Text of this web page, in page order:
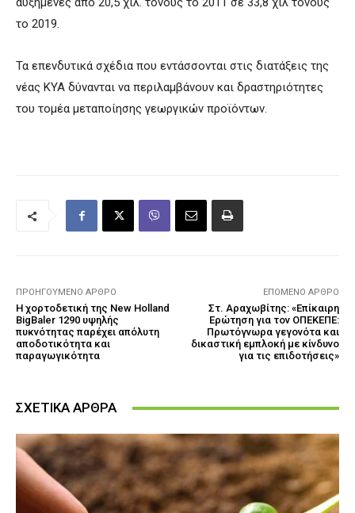
το 2019.
Τα επενδυτικά σχέδια που εντάσσονται στις διατάξεις της
νέας ΚΥΑ δύνανται να περιλαμβάνουν και δραστηριότητες
του τομέα μεταποίησης γεωργικών προϊόντων.
ΠΡΟΗΓΟΎΜΕΝΟ ΆΡΘΡΟ
Η χορτοδετική της New Holland
BigBaler 1290 υψηλής
πυκνότητας παρέχει απόλυτη
αποδοτικότητα και
παραγωγικότητα
ΕΠΌΜΕΝΟ ΆΡΘΡΟ
Στ. Αραχωβίτης: «Επίκαιρη
Ερώτηση για τον ΟΠΕΚΕΠΕ:
Πρωτόγνωρα γεγονότα και
δικαστική εμπλοκή με κίνδυνο
για τις επιδοτήσεις»
ΣΧΕΤΙΚΑ ΑΡΘΡΑ